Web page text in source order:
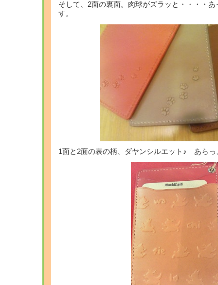
そして、2面の裏面。肉球がズラッと・・・・
す。
1面と2面の表の柄、ダヤンシルエット♪ あらっ